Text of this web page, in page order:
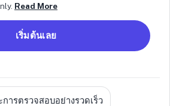
Read More
เริ่มต้นเลย
การตรวจสอบอย่างรวดเร็ว